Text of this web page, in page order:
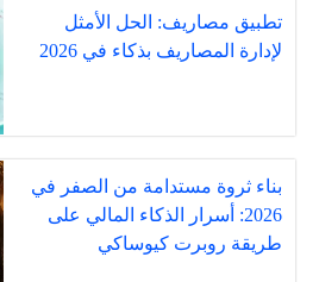
تطبيق مصاريف: الحل الأمثل
لإدارة المصاريف بذكاء في 2026
بناء ثروة مستدامة من الصفر في
2026: أسرار الذكاء المالي على
طريقة روبرت كيوساكي